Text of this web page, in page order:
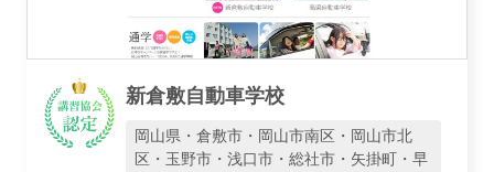
新倉敷自動車学校
岡山県・倉敷市・岡山市南区・岡山市北
区・玉野市・浅口市・総社市・矢掛町・早